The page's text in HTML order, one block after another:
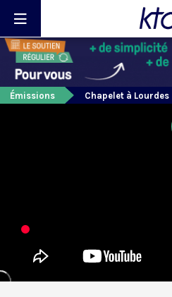
Émissions Chapelet à Lourdes